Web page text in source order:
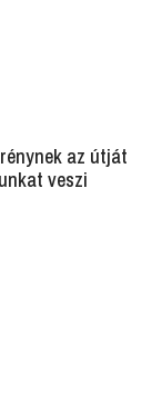
az útját
veszi